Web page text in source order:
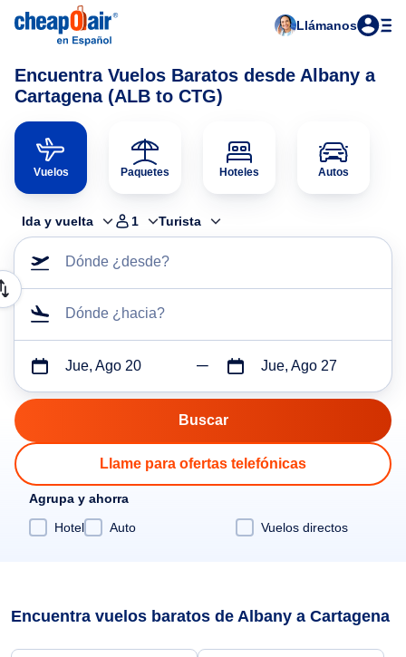
Llámanos
Encuentra Vuelos Baratos desde Albany a
Cartagena (ALB to CTG)
Vuelos Paquetes Hoteles Autos
Ida y vuelta 1 Turista
Dónde ¿desde?
Dónde ¿hacia?
Jue, Ago 20 Jue, Ago 27
Llame para ofertas telefónicas
Agrupa y ahorra
Hotel
Auto Vuelos directos
Encuentra vuelos baratos de Albany a Cartagena